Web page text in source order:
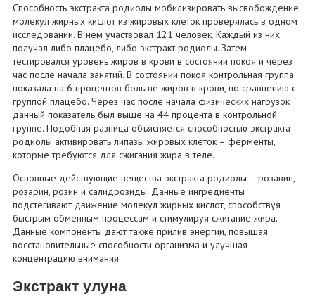
Способность экстракта родиолы мобилизировать высвобождение
молекул жирных кислот из жировых клеток проверялась в одном
исследовании. В нем участвовал 121 человек. Каждый из них
получал либо плацебо, либо экстракт родиолы. Затем
тестировался уровень жиров в крови в состоянии покоя и через
час после начала занятий. В состоянии покоя контрольная группа
показала на 6 процентов больше жиров в крови, по сравнению с
группой плацебо. Через час после начала физических нагрузок
данный показатель был выше на 44 процента в контрольной
группе. Подобная разница объясняется способностью экстракта
родиолы активировать липазы жировых клеток – ферменты,
которые требуются для сжигания жира в теле.
Основные действующие вещества экстракта родиолы – розавин,
розарин, розин и салидрозиды. Данные ингредиенты
подстегивают движение молекул жирных кислот, способствуя
быстрым обменным процессам и стимулируя сжигание жира.
Данные компоненты дают также прилив энергии, повышая
восстановительные способности организма и улучшая
концентрацию внимания.
Экстракт улуна